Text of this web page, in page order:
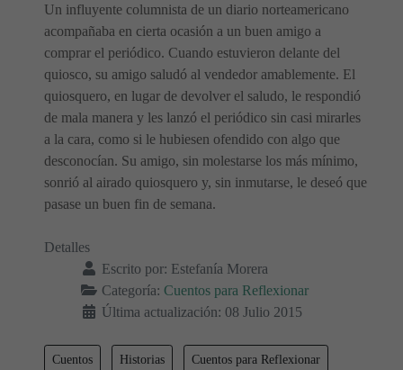
Un influyente columnista de un diario norteamericano
acompañaba en cierta ocasión a un buen amigo a
comprar el periódico. Cuando estuvieron delante del
quiosco, su amigo saludó al vendedor amablemente. El
quiosquero, en lugar de devolver el saludo, le respondió
de mala manera y les lanzó el periódico sin casi mirarles
a la cara, como si le hubiesen ofendido con algo que
desconocían. Su amigo, sin molestarse los más mínimo,
sonrió al airado quiosquero y, sin inmutarse, le deseó que
pasase un buen fin de semana.
Detalles
Escrito por: Estefanía Morera
Categoría: Cuentos para Reflexionar
Última actualización: 08 Julio 2015
Cuentos Historias Cuentos para Reflexionar